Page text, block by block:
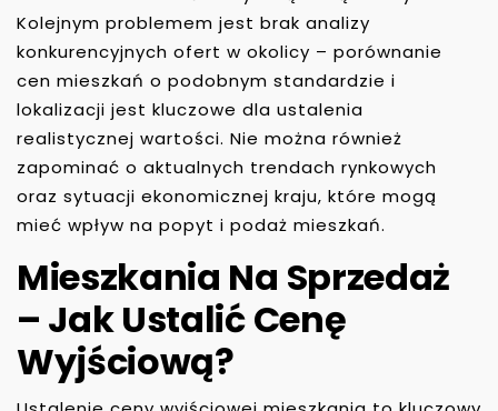
Kolejnym problemem jest brak analizy
konkurencyjnych ofert w okolicy – porównanie
cen mieszkań o podobnym standardzie i
lokalizacji jest kluczowe dla ustalenia
realistycznej wartości. Nie można również
zapominać o aktualnych trendach rynkowych
oraz sytuacji ekonomicznej kraju, które mogą
mieć wpływ na popyt i podaż mieszkań.
Mieszkania Na Sprzedaż
– Jak Ustalić Cenę
Wyjściową?